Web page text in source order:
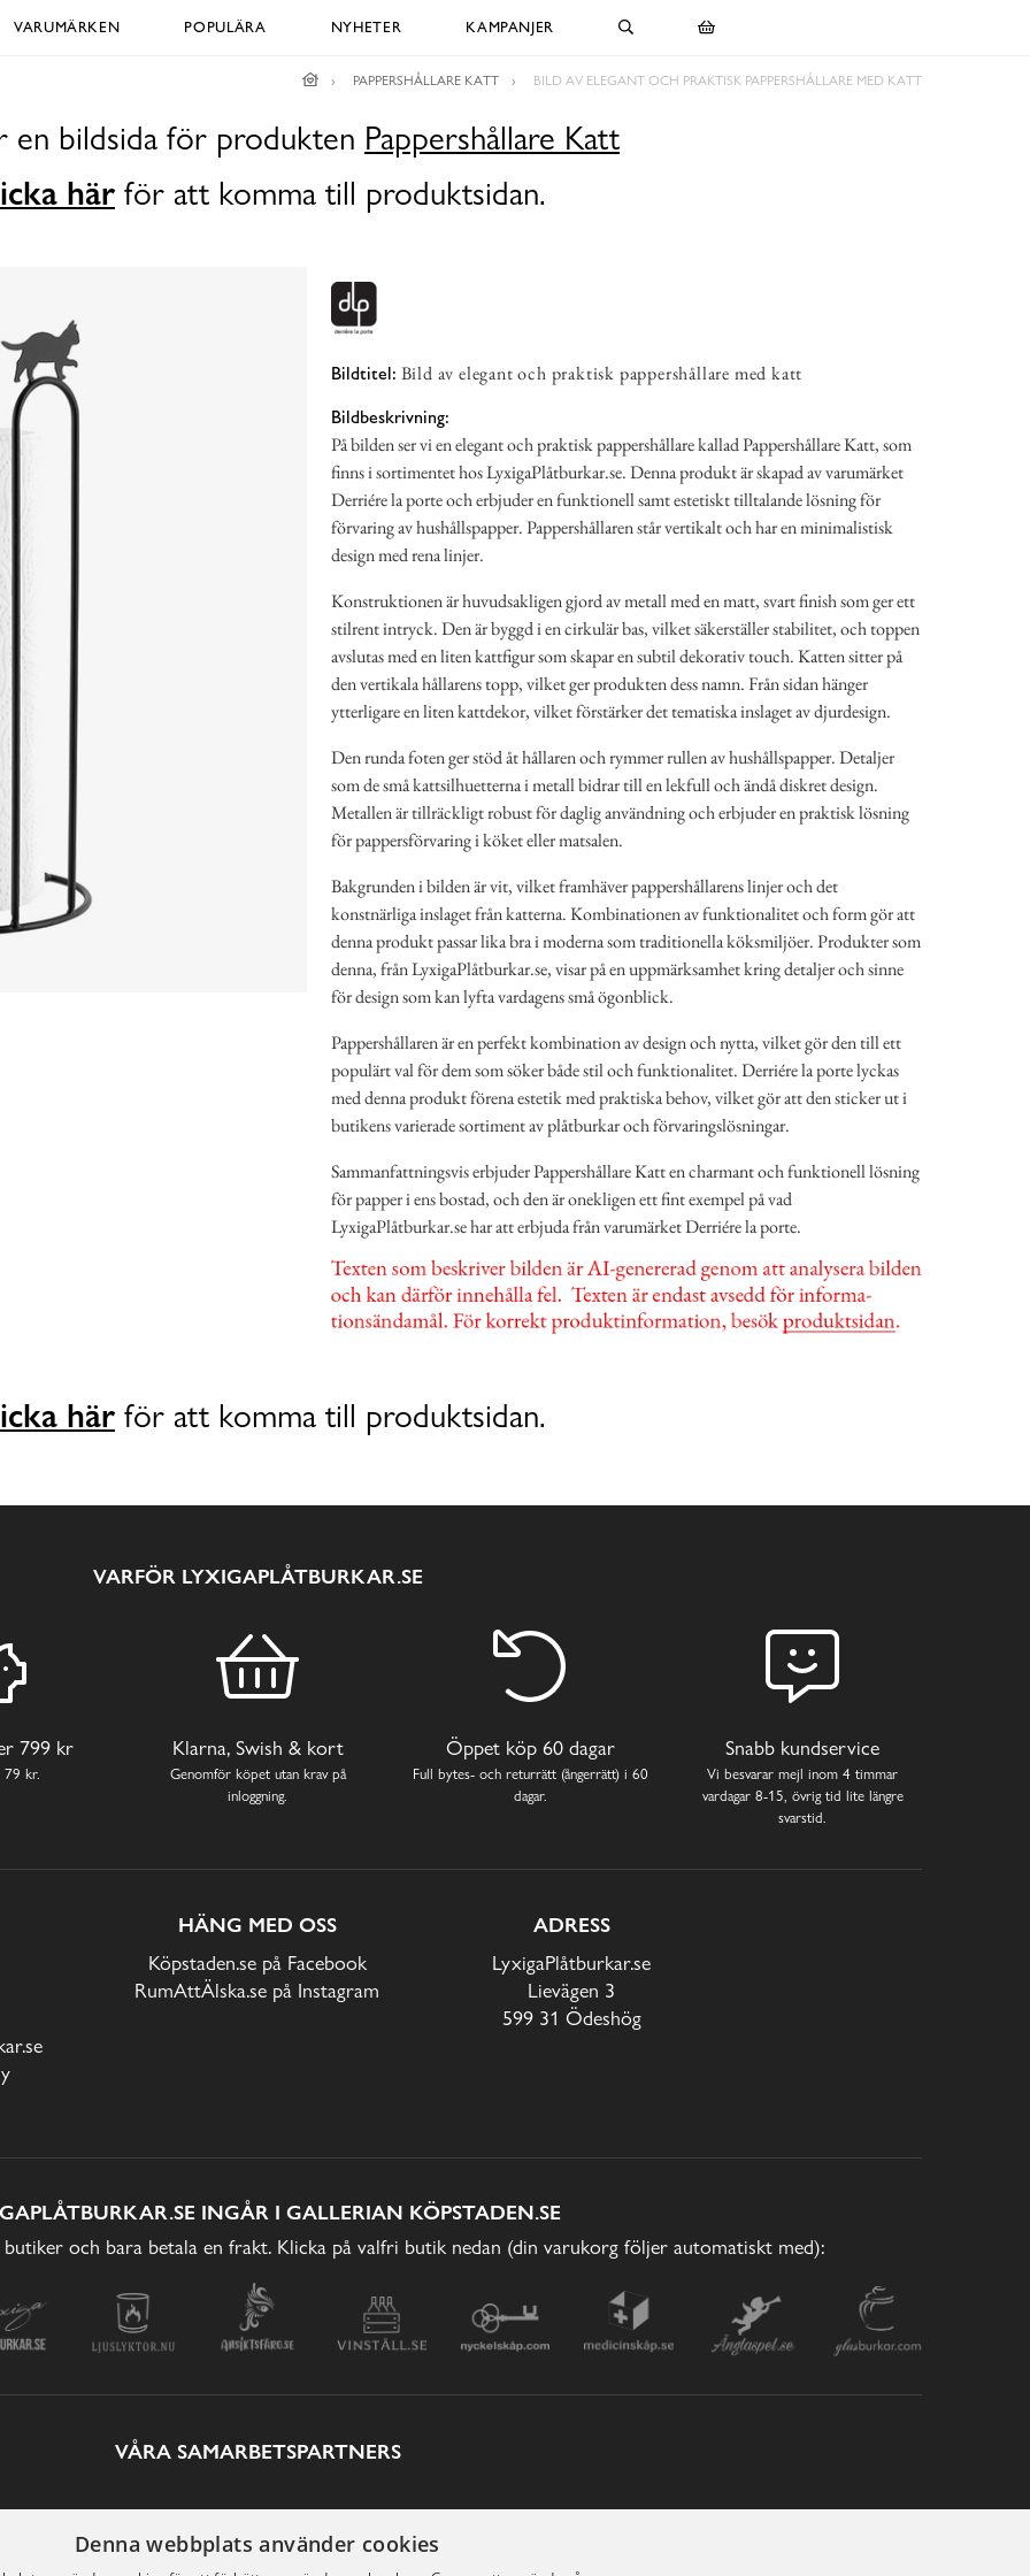
VARUMÄRKEN POPULÄRA NYHETER KAMPANJER
PAPPERSHÅLLARE KATT BILD AV ELEGANT OCH PRAKTISK PAPPERSHÅLLARE MED KATT
en bildsida för produkten Pappershållare Katt
här för att komma till produktsidan.
Bildtitel: Bild av elegant och praktisk pappershållare med katt
Bildbeskrivning:
På bilden ser vi en elegant och praktisk pappershållare kallad Pappershållare Katt, som
finns i sortimentet hos LyxigaPlåtburkar.se. Denna produkt är skapad av varumärket
Derriére la porte och erbjuder en funktionell samt estetiskt tilltalande lösning för
förvaring av hushållspapper. Pappershållaren står vertikalt och har en minimalistisk
design med rena linjer.
Konstruktionen är huvudsakligen gjord av metall med en matt, svart finish som ger ett
stilrent intryck. Den är byggd i en cirkulär bas, vilket säkerställer stabilitet, och toppen
avslutas med en liten kattfigur som skapar en subtil dekorativ touch. Katten sitter på
den vertikala hållarens topp, vilket ger produkten dess namn. Från sidan hänger
ytterligare en liten kattdekor, vilket förstärker det tematiska inslaget av djurdesign.
Den runda foten ger stöd åt hållaren och rymmer rullen av hushållspapper. Detaljer
som de små kattsilhuetterna i metall bidrar till en lekfull och ändå diskret design.
Metallen är tillräckligt robust för daglig användning och erbjuder en praktisk lösning
för pappersförvaring i köket eller matsalen.
Bakgrunden i bilden är vit, vilket framhäver pappershållarens linjer och det
konstnärliga inslaget från katterna. Kombinationen av funktionalitet och form gör att
denna produkt passar lika bra i moderna som traditionella köksmiljöer. Produkter som
denna, från LyxigaPlåtburkar.se, visar på en uppmärksamhet kring detaljer och sinne
för design som kan lyfta vardagens små ögonblick.
Pappershållaren är en perfekt kombination av design och nytta, vilket gör den till ett
populärt val för dem som söker både stil och funktionalitet. Derriére la porte lyckas
med denna produkt förena estetik med praktiska behov, vilket gör att den sticker ut i
butikens varierade sortiment av plåtburkar och förvaringslösningar.
Sammanfattningsvis erbjuder Pappershållare Katt en charmant och funktionell lösning
för papper i ens bostad, och den är onekligen ett fint exempel på vad
LyxigaPlåtburkar.se har att erbjuda från varumärket Derriére la porte.
här för att komma till produktsidan.
VARFÖR LYXIGAPLÅTBURKAR.SE
799 kr
79 kr.
Klarna, Swish & kort
Genomför köpet utan krav på
inloggning.
Öppet köp 60 dagar
Full bytes- och returrätt (ångerrätt) i 60
dagar.
Snabb kundservice
Vi besvarar mejl inom 4 timmar
vardagar 8-15, övrig tid lite längre
svarstid.
HÄNG MED OSS
Köpstaden.se på Facebook
RumAttÄlska.se på Instagram
ADRESS
LyxigaPlåtburkar.se
Lievägen 3
599 31 Ödeshög
INGÅR I GALLERIAN KÖPSTADEN.SE
och bara betala en frakt. Klicka på valfri butik nedan (din varukorg följer automatiskt med):
VÅRA SAMARBETSPARTNERS
Denna webbplats använder cookies